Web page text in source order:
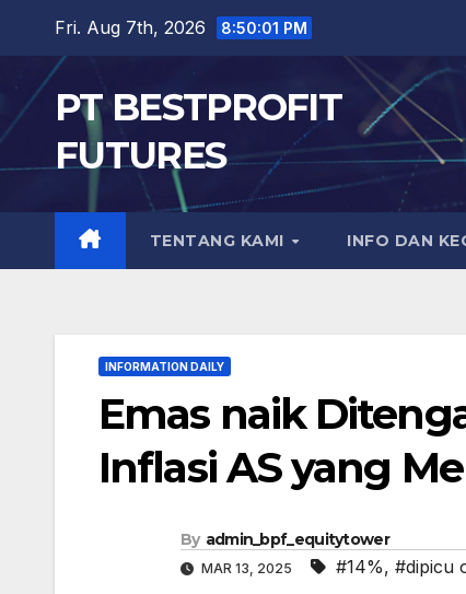
content
Fri. Aug 7th, 2026 8:50:02 PM
PT BESTPROFIT
FUTURES
TENTANG KAMI INFO DAN
INFORMATION DAILY
Emas naik
Inflasi AS yang
By admin_bpf_equitytower
MAR 13, 2025 #14%, #dipicu